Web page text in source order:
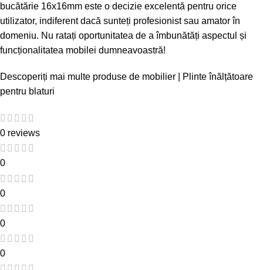
bucătărie 16x16mm este o decizie excelentă pentru orice
utilizator, indiferent dacă sunteți profesionist sau amator în
domeniu. Nu ratați oportunitatea de a îmbunătăți aspectul și
funcționalitatea mobilei dumneavoastră!
Descoperiți mai multe produse de mobilier
Plinte înălțătoare
pentru blaturi
0 reviews
0
0
0
0